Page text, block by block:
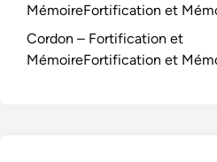
MémoireFortification et
Cordon – Fortification et
MémoireFortification et